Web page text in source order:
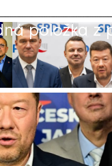
položka z
se v časech